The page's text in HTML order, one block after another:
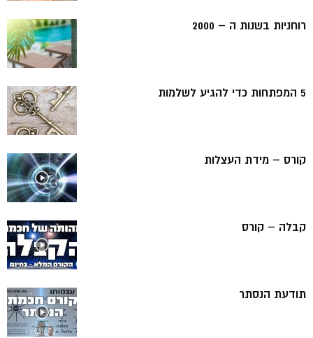
רוחניות בשנות ה – 2000
5 המפתחות כדי להגיע לשלמות
קורס – מידת העצלות
קבלה – קורס
תודעת הנסתר